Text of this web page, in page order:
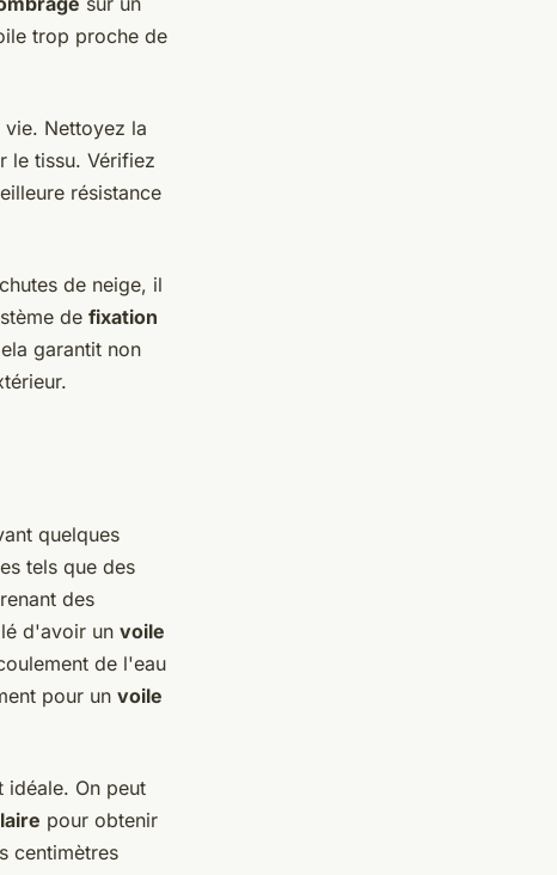
trop proche de
Nettoyez la
le tissu. Vérifiez
résistance
de neige, il
de fixation
garantit non
quelques
tels que des
des
d'avoir un voile
de l'eau
pour un voile
idéale. On peut
pour obtenir
centimètres